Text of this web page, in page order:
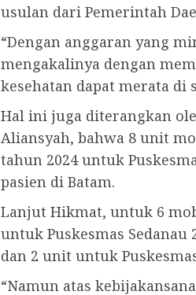
usulan dari Pemerintah
“Dengan anggaran yang
mengakalinya dengan
kesehatan dapat merata di
Hal ini juga diterangkan
Aliansyah, bahwa 8 unit
tahun 2024 untuk
pasien di Batam.
Lanjut Hikmat, untuk 6
untuk Puskesmas
dan 2 unit untuk
“Namun atas